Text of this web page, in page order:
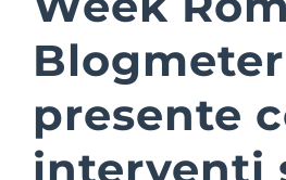
Suite Login
Blogmeter
presente
interventi